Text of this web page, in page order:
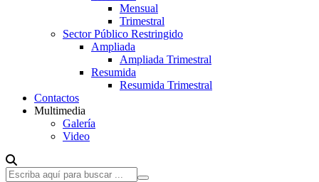
Mensual
Trimestral
Sector Público Restringido
Ampliada
Ampliada Trimestral
Resumida
Resumida Trimestral
Contactos
Multimedia
Galería
Video